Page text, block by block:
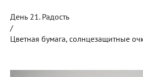
День 21. Радость
/
Цветная бумага, солнцезащитные